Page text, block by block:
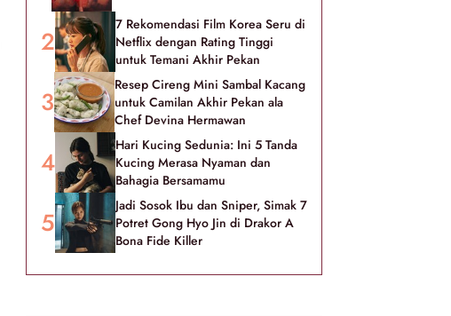
7 Rekomendasi Film Korea Seru di
Netflix dengan Rating Tinggi
untuk Temani Akhir Pekan
Resep Cireng Mini Sambal Kacang
untuk Camilan Akhir Pekan ala
Chef Devina Hermawan
Hari Kucing Sedunia: Ini 5 Tanda
Kucing Merasa Nyaman dan
Bahagia Bersamamu
Jadi Sosok Ibu dan Sniper, Simak 7
Potret Gong Hyo Jin di Drakor A
Bona Fide Killer